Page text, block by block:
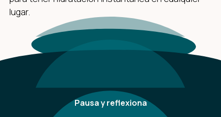
lugar.
Pausa y reflexiona